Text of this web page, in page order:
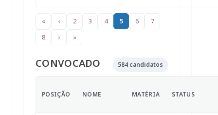
« ‹ 2 3 4 5 6
7
8
› »
CONVOCADO 584 candidatos
POSIÇÃO NOME MATÉRIA STATUS